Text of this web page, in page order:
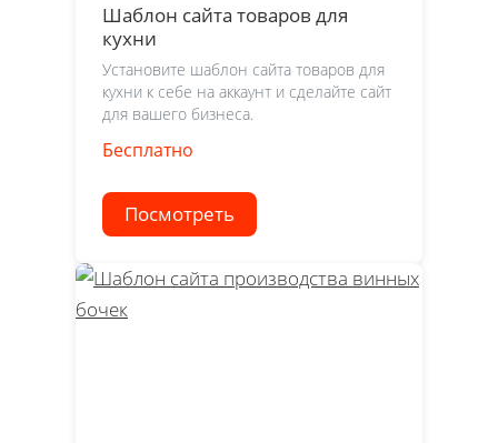
Шаблон сайта товаров для
кухни
Установите шаблон сайта товаров для
кухни к себе на аккаунт и сделайте сайт
для вашего бизнеса.
Бесплатно
Посмотреть